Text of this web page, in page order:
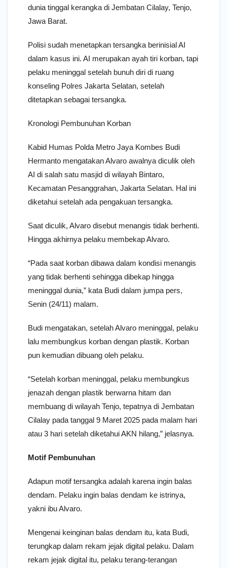
dunia tinggal kerangka di Jembatan Cilalay, Tenjo,
Jawa Barat.
Polisi sudah menetapkan tersangka berinisial AI
dalam kasus ini. AI merupakan ayah tiri korban, tapi
pelaku meninggal setelah bunuh diri di ruang
konseling Polres Jakarta Selatan, setelah
ditetapkan sebagai tersangka.
Kronologi Pembunuhan Korban
Kabid Humas Polda Metro Jaya Kombes Budi
Hermanto mengatakan Alvaro awalnya diculik oleh
AI di salah satu masjid di wilayah Bintaro,
Kecamatan Pesanggrahan, Jakarta Selatan. Hal ini
diketahui setelah ada pengakuan tersangka.
Saat diculik, Alvaro disebut menangis tidak berhenti.
Hingga akhirnya pelaku membekap Alvaro.
“Pada saat korban dibawa dalam kondisi menangis
yang tidak berhenti sehingga dibekap hingga
meninggal dunia,” kata Budi dalam jumpa pers,
Senin (24/11) malam.
Budi mengatakan, setelah Alvaro meninggal, pelaku
lalu membungkus korban dengan plastik. Korban
pun kemudian dibuang oleh pelaku.
“Setelah korban meninggal, pelaku membungkus
jenazah dengan plastik berwarna hitam dan
membuang di wilayah Tenjo, tepatnya di Jembatan
Cilalay pada tanggal 9 Maret 2025 pada malam hari
atau 3 hari setelah diketahui AKN hilang,” jelasnya.
Motif Pembunuhan
Adapun motif tersangka adalah karena ingin balas
dendam. Pelaku ingin balas dendam ke istrinya,
yakni ibu Alvaro.
Mengenai keinginan balas dendam itu, kata Budi,
terungkap dalam rekam jejak digital pelaku. Dalam
rekam jejak digital itu, pelaku terang-terangan